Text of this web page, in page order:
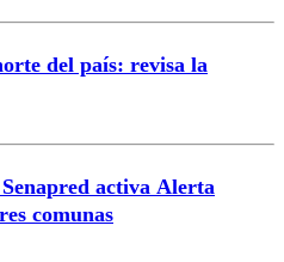
del país: revisa la
activa Alerta
comunas